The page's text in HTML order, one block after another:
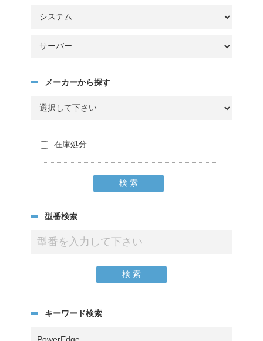
メーカーから探す
在庫処分
型番検索
キーワード検索